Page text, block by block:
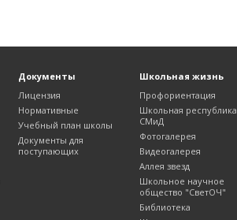
Документы
Лицензия
Нормативные
Учебный план школы
Документы для
поступающих
Школьная жизнь
Профориентация
Школьная республика
СМиД
Фотогалерея
Видеогалерея
Аллея звезд
Школьное научное
общество "СветОЧ"
Библиотека